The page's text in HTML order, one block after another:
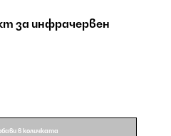
за инфрачервен
в количката